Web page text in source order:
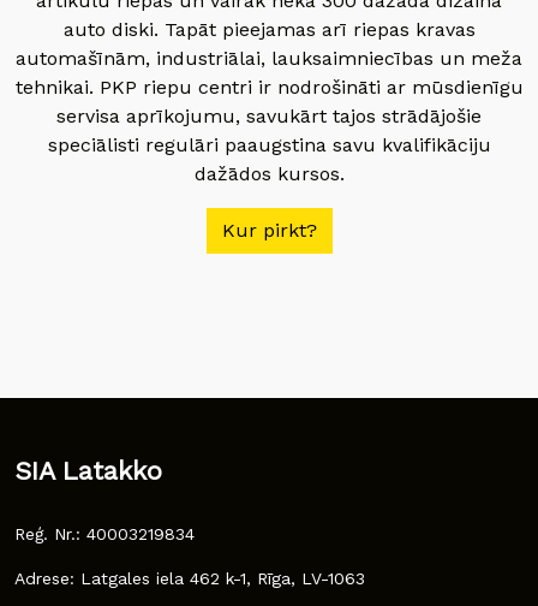
auto diski. Tapāt pieejamas arī riepas kravas
automašīnām, industriālai, lauksaimniecības un meža
tehnikai. PKP riepu centri ir nodrošināti ar mūsdienīgu
servisa aprīkojumu, savukārt tajos strādājošie
speciālisti regulāri paaugstina savu kvalifikāciju
dažādos kursos.
Kur pirkt?
SIA Latakko
Reģ. Nr.: 40003219834
Adrese: Latgales iela 462 k-1, Rīga, LV-1063